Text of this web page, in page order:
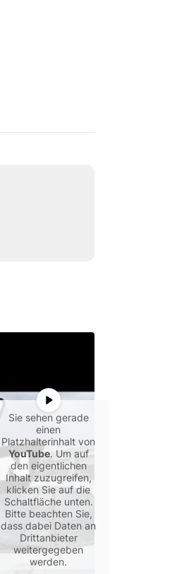
Sie sehen gerade
einen
Platzhalterinhalt von
YouTube. Um auf
den eigentlichen
Inhalt zuzugreifen,
klicken Sie auf die
Schaltfläche unten.
Bitte beachten Sie,
dass dabei Daten an
Drittanbieter
weitergegeben
werden.